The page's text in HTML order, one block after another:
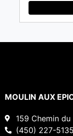
MOULIN AUX
159 Chemin
(450) 227-5135